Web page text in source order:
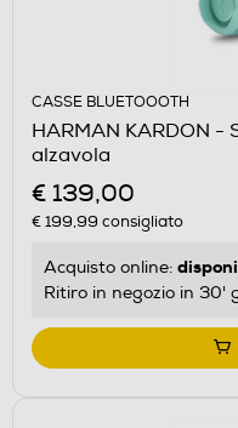
CASSE BLUETOOOTH
HARMAN KARDON -
alzavola
€ 139,00
€ 199,99 consigliato
Acquisto online:
Ritiro in negozio in 30'